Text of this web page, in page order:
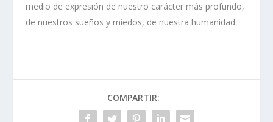
medio de expresión de nuestro carácter más profundo,
de nuestros sueños y miedos, de nuestra humanidad.
COMPARTIR: